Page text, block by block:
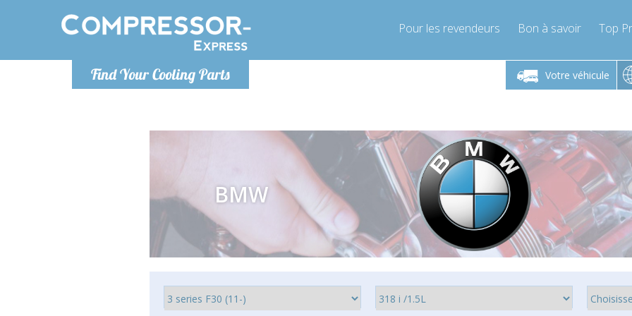
Find Your Cooling Parts
Pour les revendeurs Bon à savoir Top
Votre véhicule
Lundi-Vendredi 9h-17h
info@compressor-express.fr
Lundi-Vendredi 9h-17h Lundi-Vendredi 9h-17h
info@compressor-express.fr
Lundi-
BMW